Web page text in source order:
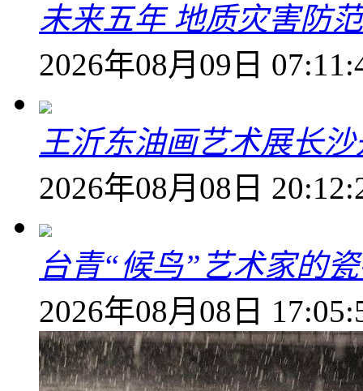
未来五年 地质灾害防
2026年08月09日
王沂东油画艺术展长
2026年08月08日
台青“候鸟”艺术家的
2026年08月08日